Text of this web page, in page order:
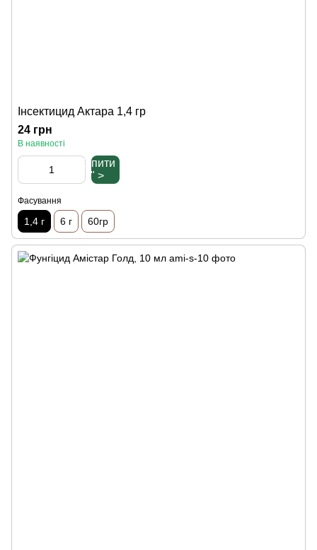
Інсектицид Актара 1,4 гр
24 грн
В наявності
Купити
" >
Фасування
1,4 г 6 г 60гр